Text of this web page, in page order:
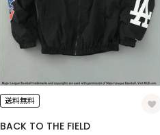
送料無料
BACK TO THE FIELD